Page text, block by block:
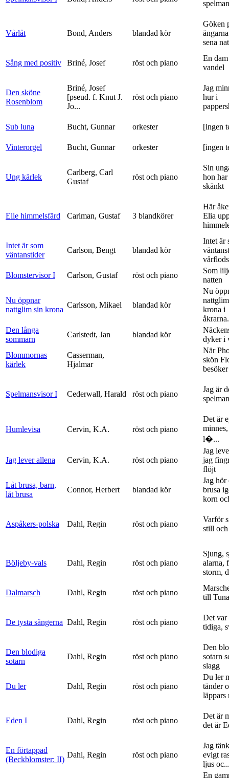
spelman
Vårlåt Bond, Anders blandad kör
Göken
sena
Sång med positiv Briné, Josef röst och piano
En
vandel
Den sköne
Rosenblom
Briné, Josef
[pseud. f. Knut J.
Jo...
röst och piano
Jag
hur i
Sub luna Bucht, Gunnar orkester [ingen
Vinterorgel Bucht, Gunnar orkester [ingen
Ung kärlek
Carlberg, Carl
Gustaf
röst och piano
Sin
hon
skänkt
Elie himmelsfärd Carlman, Gustaf 3 blandkörer
Här
Elia
Intet är som
väntanstider
Carlson, Bengt blandad kör
Intet är
Blomstervisor I
Carlson, Gustaf röst och piano
Som
natten
Nu öppnar
nattglim sin krona
Carlsson, Mikael blandad kör
Nu
krona i
Den långa
sommarn
Carlstedt, Jan blandad kör
dyker i
Blommornas
kärlek
Casserman,
Hjalmar
När
skön
besöker
Spelmansvisor I Cederwall, Harald röst och piano
Jag är
spelman
Humlevisa Cervin, K.A. röst och piano
Det är
l�...
Jag lever allena Cervin, K.A. röst och piano
Jag
jag
flöjt
Låt brusa, barn,
låt brusa
Connor, Herbert blandad kör
Jag hör
brusa
korn
Aspåkers-polska Dahl, Regin röst och piano
Varför
still
Böljeby-vals Dahl, Regin röst och piano
Sjung,
alarna,
storm,
Dalmarsch Dahl, Regin röst och piano
till Tuna
De tysta sångerna Dahl, Regin röst och piano
Det var
tidiga,
Den blodiga
sotarn
Dahl, Regin röst och piano
Den
sotarn
slagg
Du ler Dahl, Regin röst och piano
Du ler
tänder
läppars
Eden I Dahl, Regin röst och piano
Det är
det är
En förtappad
(Beckblomster: II)
Dahl, Regin röst och piano
Jag
evigt
ljus
En